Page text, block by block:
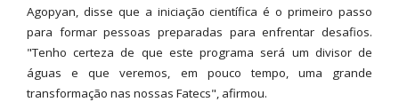
Agopyan, disse que a iniciação científica é o primeiro passo
para formar pessoas preparadas para enfrentar desafios.
"Tenho certeza de que este programa será um divisor de
águas e que veremos, em pouco tempo, uma grande
transformação nas nossas Fatecs", afirmou.